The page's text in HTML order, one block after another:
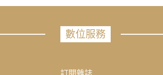
數位服務
訂閱雜誌